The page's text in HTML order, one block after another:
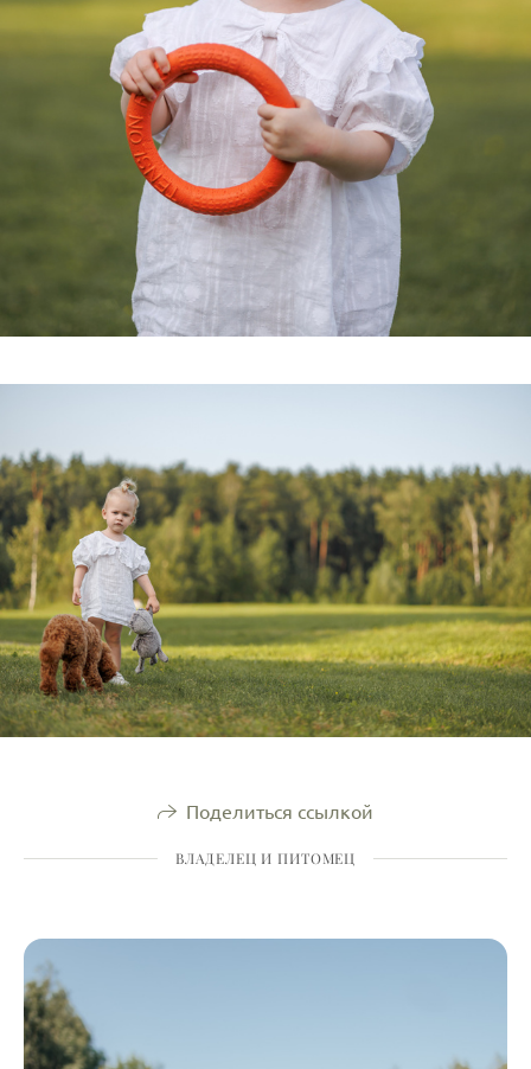
Поделиться ссылкой
ВЛАДЕЛЕЦ И ПИТОМЕЦ